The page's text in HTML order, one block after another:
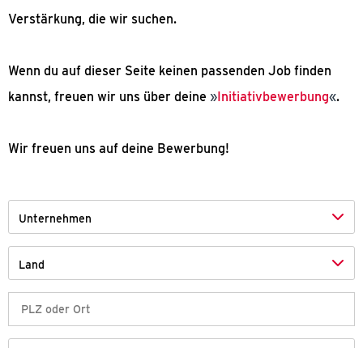
Verstärkung, die wir suchen.
Wenn du auf dieser Seite keinen passenden Job finden
kannst, freuen wir uns über deine
Initiativbewerbung .
Wir freuen uns auf deine Bewerbung!
Unternehmen
Land